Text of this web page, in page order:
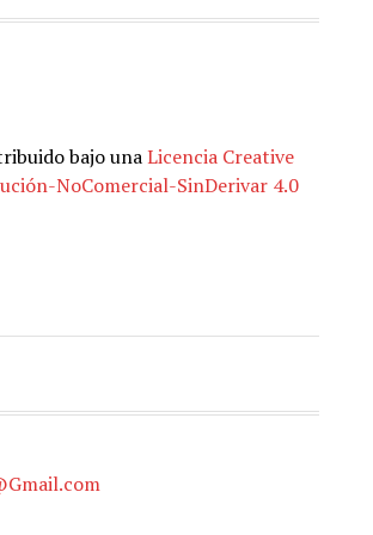
bajo unaLicencia Creative
NoComercial-SinDerivar 4.0